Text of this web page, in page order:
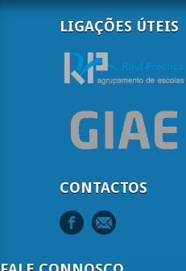
LIGAÇÕES ÚTEIS
CONTACTOS